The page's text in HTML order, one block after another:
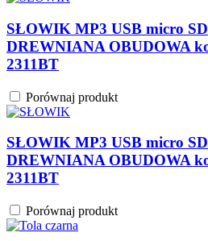
SŁOWIK MP3 USB micro
DREWNIANA OBUDOWA
2311BT
Porównaj produkt
SŁOWIK MP3 USB micro
DREWNIANA OBUDOWA
2311BT
Porównaj produkt